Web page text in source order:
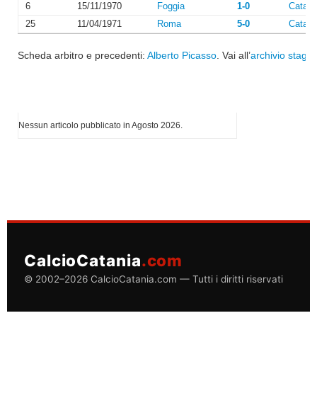
6
15/11/1970 Foggia 1-0
25
11/04/1971 Roma 5-0
Scheda arbitro e precedenti: Alberto Picasso . Vai all’archivio
Nessun articolo pubblicato in Agosto 2026.
CalcioCatania.com
© 2002–2026 CalcioCatania.com — Tutti i diritti riservati